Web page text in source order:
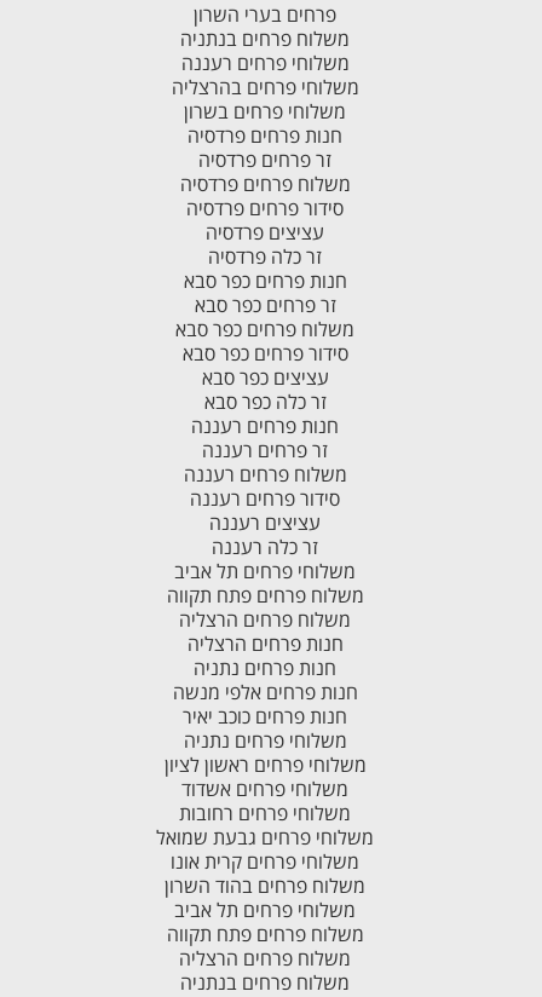
פרחים בערי השרון
משלוח פרחים בנתניה
משלוחי פרחים רעננה
משלוחי פרחים בהרצליה
משלוחי פרחים בשרון
חנות פרחים פרדסיה
זר פרחים פרדסיה
משלוח פרחים פרדסיה
סידור פרחים פרדסיה
עציצים פרדסיה
זר כלה פרדסיה
חנות פרחים כפר סבא
זר פרחים כפר סבא
משלוח פרחים כפר סבא
סידור פרחים כפר סבא
עציצים כפר סבא
זר כלה כפר סבא
חנות פרחים רעננה
זר פרחים רעננה
משלוח פרחים רעננה
סידור פרחים רעננה
עציצים רעננה
זר כלה רעננה
משלוחי פרחים תל אביב
משלוח פרחים פתח תקווה
משלוח פרחים הרצליה
חנות פרחים הרצליה
חנות פרחים נתניה
חנות פרחים אלפי מנשה
חנות פרחים כוכב יאיר
משלוחי פרחים נתניה
משלוחי פרחים ראשון לציון
משלוחי פרחים אשדוד
משלוחי פרחים רחובות
משלוחי פרחים גבעת שמואל
משלוחי פרחים קרית אונו
משלוח פרחים בהוד השרון
משלוחי פרחים תל אביב
משלוח פרחים פתח תקווה
משלוח פרחים הרצליה
משלוח פרחים בנתניה